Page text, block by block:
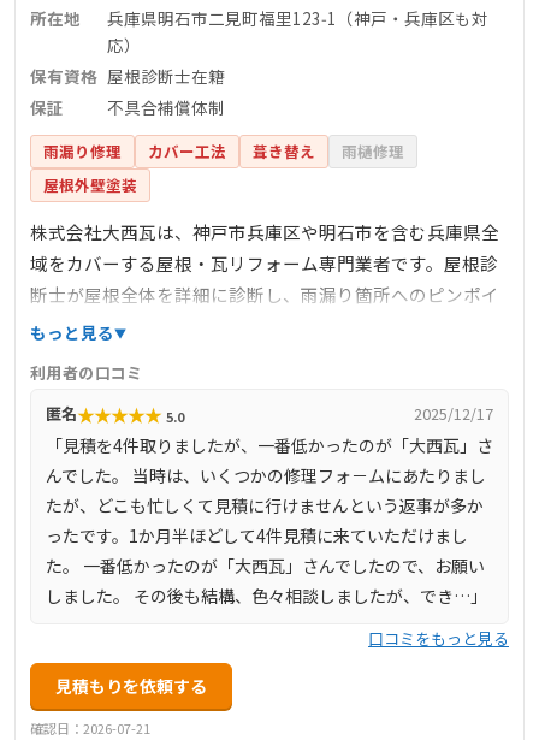
所在地
兵庫県明石市二見町福里123‑1（神戸・兵庫区も対
応）
保有資格 屋根診断士在籍
保証
不具合補償体制
雨漏り修理 カバー工法 葺き替え
雨樋修理
屋根外壁塗装
株式会社大西瓦は、神戸市兵庫区や明石市を含む兵庫県全
域をカバーする屋根・瓦リフォーム専門業者です。屋根診
断士が屋根全体を詳細に診断し、雨漏り箇所へのピンポイ
ント対処や環境配慮を重視した施工を提供。葺き替え、板
ど幅広い工事に対応。価格表も公表しており、例えば瓦全
交換は約623700円〜770000円からと明記されています。工
事後の不具合補償体制も整え、丁寧で迅速、かつ職人と直
接やり取りできる信頼感があります。
もっと見る
利用者の口コミ
匿名★★★★★ 5.0 2025/12/17
「見積を4件取りましたが、一番低かったのが「大西瓦」さ
んでした。 当時は、いくつかの修理フォ－ムにあたりまし
たが、どこも忙しくて見積に行けませんという返事が多か
ったです。1か月半ほどして4件見積に来ていただけまし
た。 一番低かったのが「大西瓦」さんでしたので、お願い
しました。 その後も結構、色々相談しましたが、でき…」
口コミをもっと見る
見積もりを依頼する
確認日：2026-07-21